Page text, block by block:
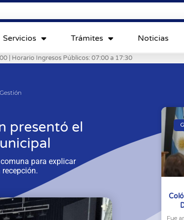
Servicios Trámites Noticias
| Horario Ingresos Públicos: 07:00 a 17:30
Gestión
presentó el
para explicar
Fue